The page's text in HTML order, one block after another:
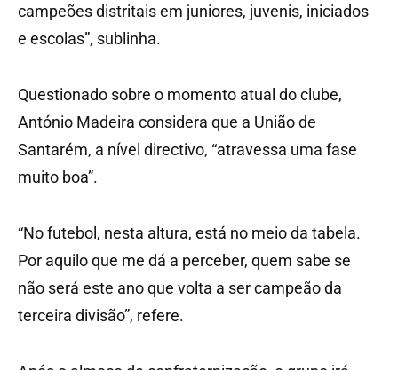
campeões distritais em juniores, juvenis, iniciados
e escolas”, sublinha.
Questionado sobre o momento atual do clube,
António Madeira considera que a União de
Santarém, a nível directivo, “atravessa uma fase
muito boa”.
“No futebol, nesta altura, está no meio da tabela.
Por aquilo que me dá a perceber, quem sabe se
não será este ano que volta a ser campeão da
terceira divisão”, refere.